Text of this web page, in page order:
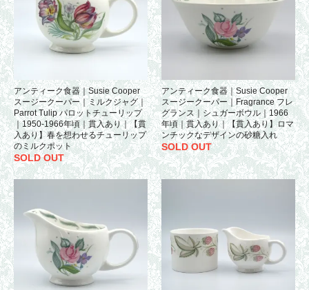
アンティーク食器｜Susie Cooper
スージークーパー｜ミルクジャグ｜
Parrot Tulip パロットチューリップ
｜1950-1966年頃｜貫入あり｜【貫
入あり】春を想わせるチューリップ
のミルクポット
SOLD OUT
アンティーク食器｜Susie Cooper
スージークーパー｜Fragrance フレ
グランス｜シュガーボウル｜1966
年頃｜貫入あり｜【貫入あり】ロマ
ンチックなデザインの砂糖入れ
SOLD OUT